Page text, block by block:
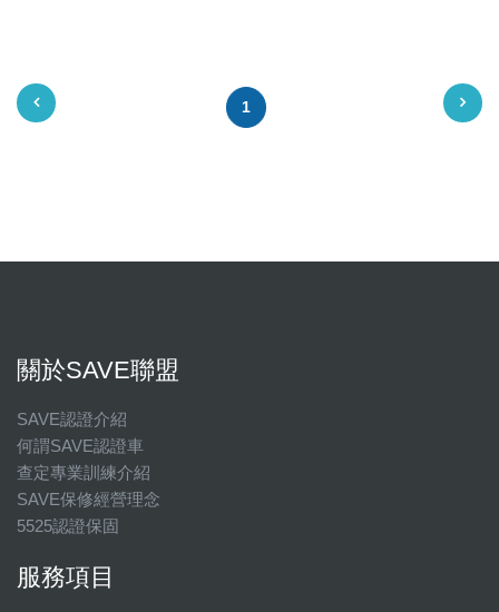
1
關於SAVE聯盟
SAVE認證介紹
何謂SAVE認證車
查定專業訓練介紹
SAVE保修經營理念
5525認證保固
服務項目